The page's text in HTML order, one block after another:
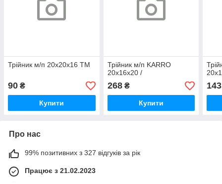
Трійник м/п 20х20х16 TM
90 ₴
Купити
Трійник м/п KARRO
20х16х20 /
268₴
Купити
143
Про нас
99% позитивних з 327 відгуків за рік
Працює з 21.02.2023